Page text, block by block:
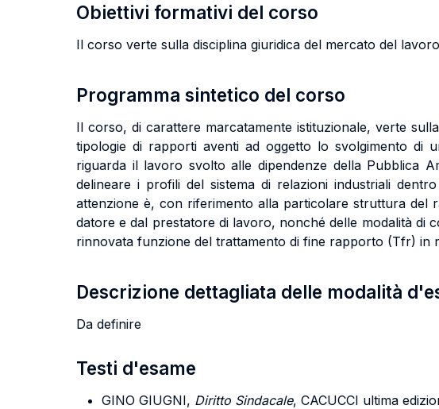
Obiettivi formativi del corso
Il corso verte sulla disciplina giuridica del mercato del
Programma sintetico del corso
Il corso, di carattere marcatamente istituzionale, verte
tipologie di rapporti aventi ad oggetto lo svolgimento di
riguarda il lavoro svolto alle dipendenze della Pubblica
delineare i profili del sistema di relazioni industriali
attenzione è, con riferimento alla particolare struttura del
datore e dal prestatore di lavoro, nonché delle modalità di
rinnovata funzione del trattamento di fine rapporto (Tfr) in
Descrizione dettagliata delle modalità
Da definire
Testi d'esame
GINO GIUGNI, Diritto Sindacale, CACUCCI ultima